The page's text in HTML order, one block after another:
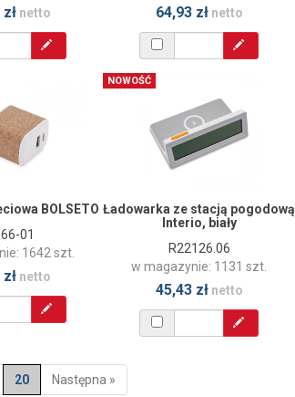
netto 64,93 złnetto
BOLSETO
01
1642 szt.
netto
NOWOŚĆ
Ładowarka ze stacją pogodową
Interio, biały
R22126.06
w magazynie: 1131 szt.
45,43 złnetto
20 Następna »